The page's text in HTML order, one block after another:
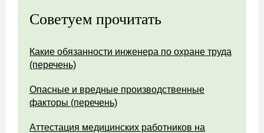
Советуем прочитать
Какие обязанности инженера по охране труда
(перечень)
Опасные и вредные производственные
факторы (перечень)
Аттестация медицинских работников на